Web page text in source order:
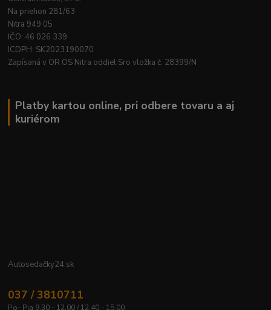
Na priehon 281/63
Nitra 949 05
IČO: 46 026 339
ICDPH: SK2023190070
Zapísaná v OR OS Nitra oddiel Sro vložka č. 28399/N
Platby kartou online, pri odbere tovaru a aj
kuriérom
Autosedačky24.sk
037 / 3810711
Po- Pia 9.30 - 12.00 / 12.40 - 15.00